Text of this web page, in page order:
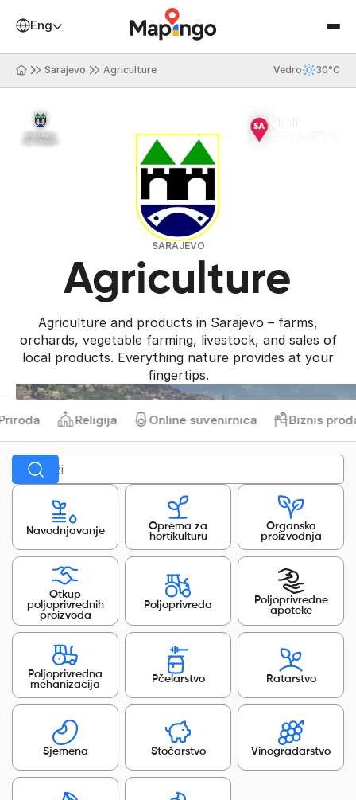
English
Sarajevo Agriculture Vedro 30°C
SARAJEVO
Agriculture
Agriculture and products in Sarajevo – farms,
orchards, vegetable farming, livestock, and sales of
local products. Everything nature provides at your
fingertips.
Religija Online suvenirnica Biznis
Navodnjavanje
Oprema za
hortikulturu
Organska
proizvodnja
Otkup
poljoprivrednih
proizvoda
Poljoprivreda
Poljoprivredne
apoteke
Poljoprivredna
mehanizacija
Pčelarstvo Ratarstvo
Sjemena Stočarstvo Vinogradarstvo